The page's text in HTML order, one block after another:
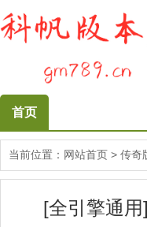
首页
当前位置： 网站首页 > 传奇
[全引擎通用